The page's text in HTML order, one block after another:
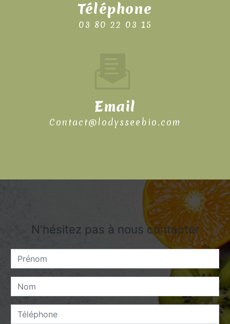
Téléphone
03 80 22 03 15
Email
contact@lodysseebio.com
N'hésitez pas à nous contacter